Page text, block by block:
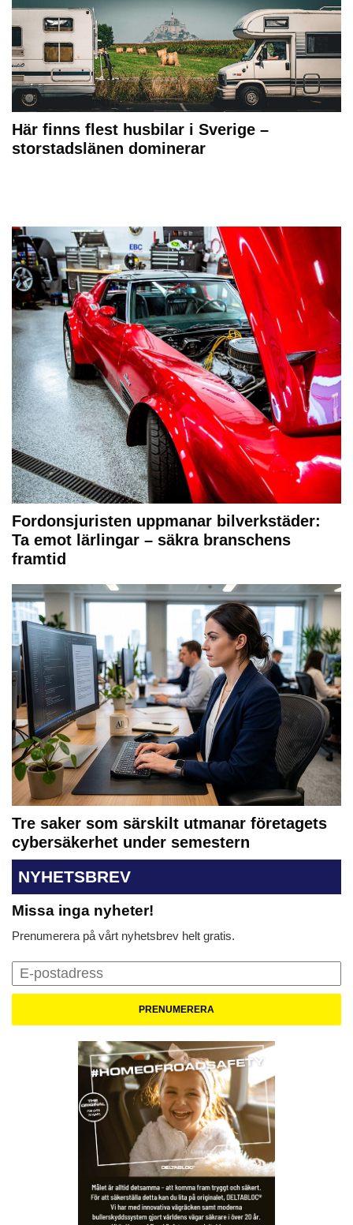
Här finns flest husbilar i Sverige –
storstadslänen dominerar
Fordonsjuristen uppmanar bilverkstäder:
Ta emot lärlingar – säkra branschens
framtid
Tre saker som särskilt utmanar företagets
cybersäkerhet under semestern
NYHETSBREV
Missa inga nyheter!
Prenumerera på vårt nyhetsbrev helt gratis.